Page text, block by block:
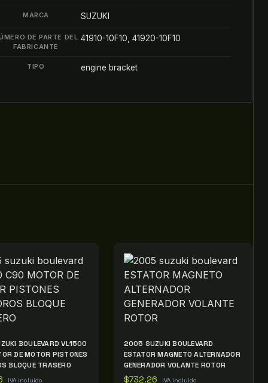
MARCA SUZUKI
DE PARTE DEL
FABRICANTE
41910-10F10, 41920-10F10
TIPO engine bracket
BOULEVARD VL1500
DE MOTOR PISTONES
BLOQUE TRASERO
IVA incluido
2005 SUZUKI BOULEVARD
ESTATOR MAGNETO ALTERNADOR
GENERADOR VOLANTE ROTOR
$732.26 IVA incluido